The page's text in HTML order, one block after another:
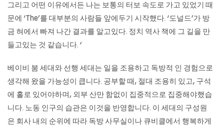
그리고 어떤 이유에서든 나는 보통의 터보 속도로 가고 있었기 때
문에 ‘The’를 대부분의 사람들 앞에두기 시작했다. ‘도널드’가 방
금 혀에서 빠져 나간 결과를 알고있다. 정치 역사 책에 그 길을 만
들고있는 것 같습니다. ‘
베이비 붐 세대와 선행 세대는 일을 조용하고 독방적 인 경험으로
생각해 왔을 가능성이 큽니다. 공부할 때, 절대 조용히 있고, 구석
에 홀로 있어야하며, 외부 산만 함없이 집중적으로 집중해야했습
니다. 노동 인구의 습관은 이것을 반영합니다. 이 세대의 구성원
은 회사 내의 순위에 따라 독방 사무실이나 큐비클에서 행복하게